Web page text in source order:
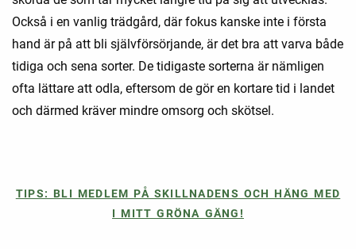
Också i en vanlig trädgård, där fokus kanske inte i första
hand är på att bli självförsörjande, är det bra att varva både
tidiga och sena sorter. De tidigaste sorterna är nämligen
ofta lättare att odla, eftersom de gör en kortare tid i landet
och därmed kräver mindre omsorg och skötsel.
TIPS: BLI MEDLEM PÅ SKILLNADENS OCH HÄNG MED
I MITT GRÖNA GÄNG!